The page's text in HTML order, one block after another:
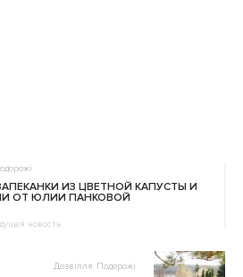
ИЗ ЦВЕТНОЙ КАПУСТЫ И
ОТ ЮЛИИ ПАНКОВОЙ
новость
Дозвілля Подорожі